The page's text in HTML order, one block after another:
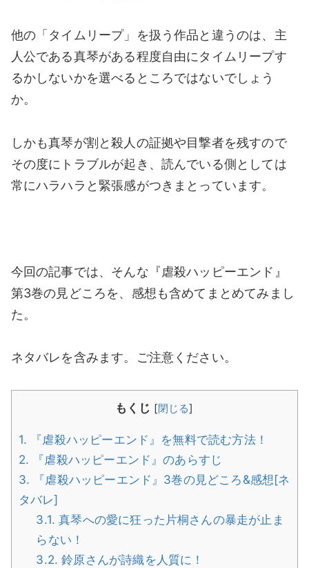
他の「タイムリープ」を扱う作品と違うのは、主
人公である真琴がある程度自由にタイムリープす
るかしないかを選べるところではないでしょう
か。
しかも真琴が割と殺人の証拠や目撃者を残すので
その度にトラブルが起き、読んでいる側としては
常にハラハラと緊張感がつきまとっています。
今回の記事では、そんな『虐殺ハッピーエンド』
第3巻の見どころを、感想も含めてまとめてみまし
た。
ネタバレを含みます。ご注意ください。
もくじ [閉じる]
1. 『虐殺ハッピーエンド』を無料で読む方法！
2. 『虐殺ハッピーエンド』のあらすじ
3. 『虐殺ハッピーエンド』3巻の見どころ&感想[ネ
タバレ]
3.1. 真琴への愛に狂った片桐さんの暴走が止ま
らない！
3.2. 鈴原さんが詩織を人質に！